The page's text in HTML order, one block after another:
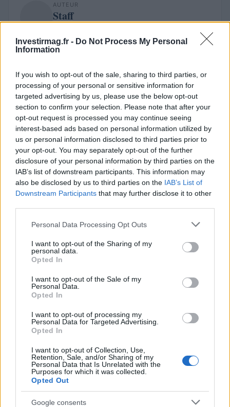
Investirmag.fr - Do Not Process My Personal
Information
If you wish to opt-out of the sale, sharing to third parties, or
processing of your personal or sensitive information for
targeted advertising by us, please use the below opt-out
section to confirm your selection. Please note that after your
opt-out request is processed you may continue seeing
interest-based ads based on personal information utilized by
us or personal information disclosed to third parties prior to
your opt-out. You may separately opt-out of the further
disclosure of your personal information by third parties on the
IAB’s list of downstream participants. This information may
also be disclosed by us to third parties on the IAB’s List of
Downstream Participants that may further disclose it to other
Please note that this website/app uses one or more Google
not limited to your visit or usage behaviour. You may click to
grant or deny consent to Google and its third-party tags to
use your data for below specified purposes in below Google
consent section.
Personal Data Processing Opt Outs
I want to opt-out of the Sharing of my
personal data.
Opted In
I want to opt-out of the Sale of my
Personal Data.
Opted In
I want to opt-out of processing my
Personal Data for Targeted Advertising.
Opted In
I want to opt-out of Collection, Use,
Retention, Sale, and/or Sharing of my
Personal Data that Is Unrelated with the
Purposes for which it was collected.
Opted Out
Google consents
AUTEUR
Staff
Continuez la lecture